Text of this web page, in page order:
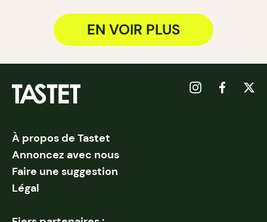
EN VOIR PLUS
À propos de Tastet
Annoncez avec nous
Faire une suggestion
Légal